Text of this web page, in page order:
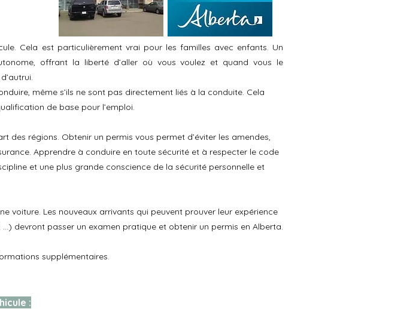
Cela est particulièrement vrai pour les familles avec enfants. Un
offrant la liberté d’aller où vous voulez et quand vous le
même s’ils ne sont pas directement liés à la conduite. Cela
de base pour l’emploi.
des régions. Obtenir un permis vous permet d’éviter les amendes,
Apprendre à conduire en toute sécurité et à respecter le code
et une plus grande conscience de la sécurité personnelle et
voiture. Les nouveaux arrivants qui peuvent prouver leur expérience
devront passer un examen pratique et obtenir un permis en Alberta.
supplémentaires.
: